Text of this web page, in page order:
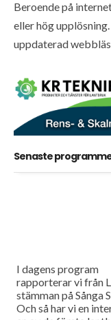
Beroende på
eller hög
uppdaterad
Senaste
I dagens program
rapporterar vi från
stämman på Sånga
Och så har vi en